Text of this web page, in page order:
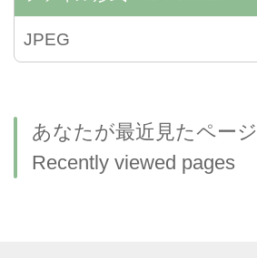
JPEG
あなたが最近見たページ
Recently viewed pages